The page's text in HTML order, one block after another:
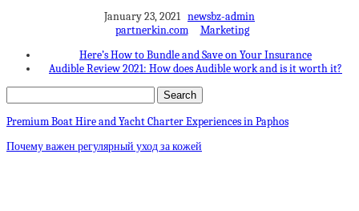
January 23, 2021 newsbz-admin
partnerkin.com
Marketing
Here’s How to Bundle and Save on Your Insurance
Audible Review 2021: How does Audible work and is it worth it?
Premium Boat Hire and Yacht Charter Experiences in Paphos
Почему важен регулярный уход за кожей